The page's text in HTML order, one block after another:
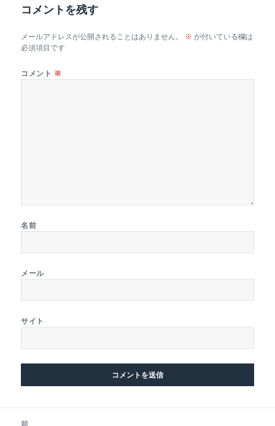
コメントを残す
メールアドレスが公開されることはありません。 ※ が付いている欄は
必須項目です
コメント ※
名前
メール
サイト
前